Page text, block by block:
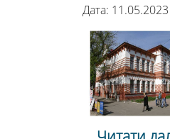
Дата: